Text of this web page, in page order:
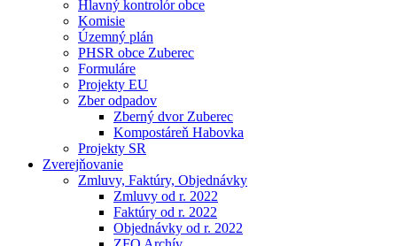
Hlavný kontrolór obce
Komisie
Územný plán
PHSR obce Zuberec
Formuláre
Projekty EU
Zber odpadov
Zberný dvor Zuberec
Kompostáreň Habovka
Projekty SR
Zverejňovanie
Zmluvy, Faktúry, Objednávky
Zmluvy od r. 2022
Faktúry od r. 2022
Objednávky od r. 2022